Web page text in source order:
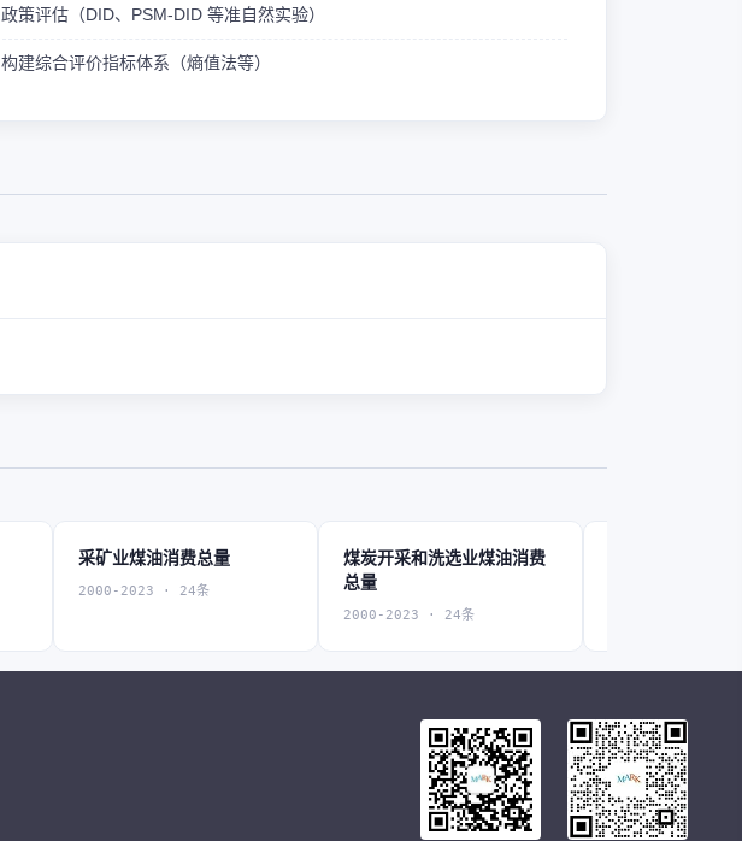
政策评估（DID、PSM-DID 等准自然实验）
构建综合评价指标体系（熵值法等）
采矿业煤油消费总量
2000-2023 · 24条
煤炭开采和洗选业煤油消费
总量
2000-2023 · 24条